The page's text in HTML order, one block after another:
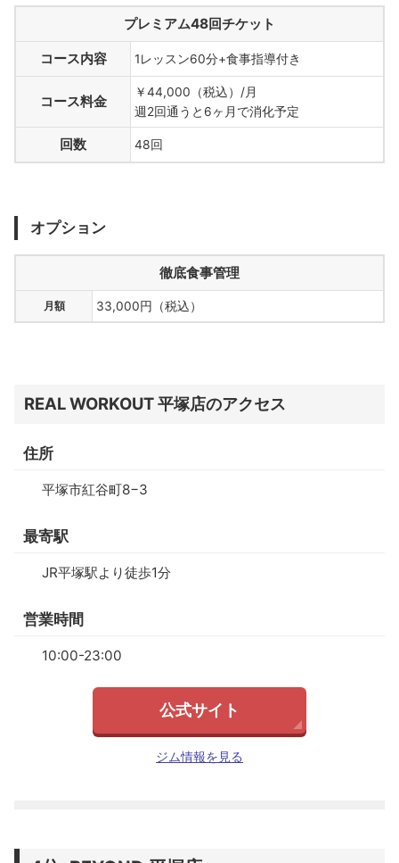
プレミアム48回チケット
コース内容 1レッスン60分+食事指導付き
コース料金
￥44,000（税込）/月
週2回通うと6ヶ月で消化予定
回数 48回
オプション
徹底食事管理
月額 33,000円（税込）
REAL WORKOUT 平塚店のアクセス
住所
平塚市紅谷町8−3
最寄駅
JR平塚駅より徒歩1分
営業時間
10:00-23:00
公式サイト
ジム情報を見る